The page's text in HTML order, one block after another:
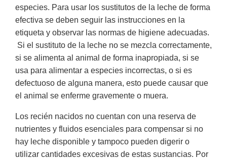
especies. Para usar los sustitutos de la leche de forma
efectiva se deben seguir las instrucciones en la
etiqueta y observar las normas de higiene adecuadas.
Si el sustituto de la leche no se mezcla correctamente,
si se alimenta al animal de forma inapropiada, si se
usa para alimentar a especies incorrectas, o si es
defectuoso de alguna manera, esto puede causar que
el animal se enferme gravemente o muera.
Los recién nacidos no cuentan con una reserva de
nutrientes y fluidos esenciales para compensar si no
hay leche disponible y tampoco pueden digerir o
utilizar cantidades excesivas de estas sustancias. Por